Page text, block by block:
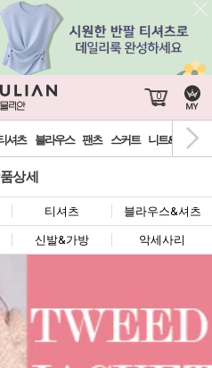
0
셔츠 블라우스 팬츠 스커트 니트&가디건
상세
티셔츠 블라우스&셔츠
신발&가방 악세사리